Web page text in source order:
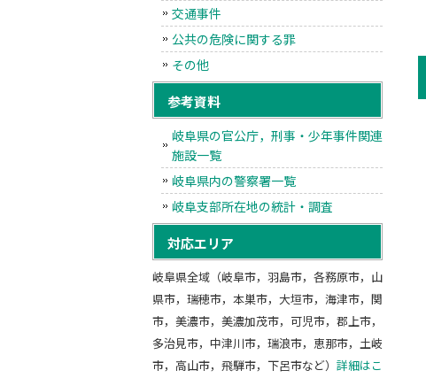
交通事件
公共の危険に関する罪
その他
参考資料
岐阜県の官公庁，刑事・少年事件関連
施設一覧
岐阜県内の警察署一覧
岐阜支部所在地の統計・調査
対応エリア
岐阜県全域（岐阜市，羽島市，各務原市，山
県市，瑞穂市，本巣市，大垣市，海津市，関
市，美濃市，美濃加茂市，可児市，郡上市，
多治見市，中津川市，瑞浪市，恵那市，土岐
市，高山市，飛騨市，下呂市など） 詳細はこ